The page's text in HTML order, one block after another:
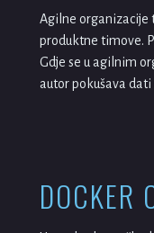
Agilne organizacije
produktne timove.
Gdje se u agilnim
autor pokušava
DOCKER